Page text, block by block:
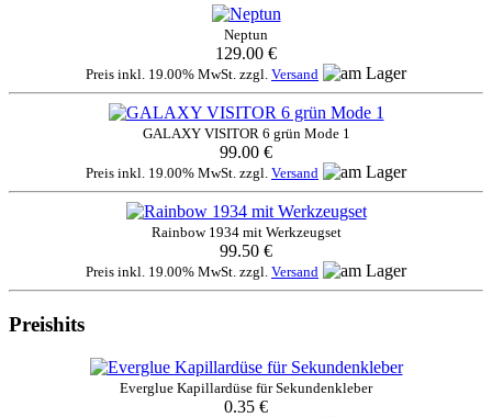
Neptun
129.00 €
Preis inkl. 19.00% MwSt. zzgl. Versand
GALAXY VISITOR 6 grün Mode 1
99.00 €
Preis inkl. 19.00% MwSt. zzgl. Versand
Rainbow 1934 mit Werkzeugset
99.50 €
Preis inkl. 19.00% MwSt. zzgl. Versand
Preishits
Everglue Kapillardüse für Sekundenkleber
0.35 €